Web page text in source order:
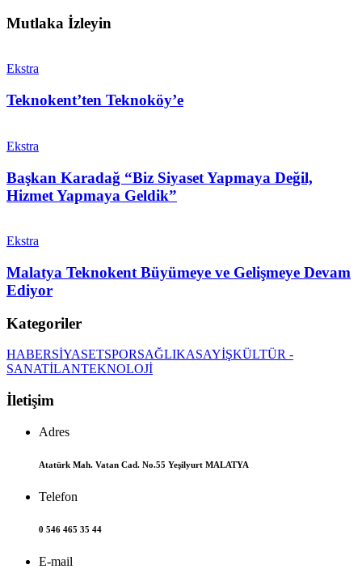
Mutlaka İzleyin
Ekstra
Teknokent’ten Teknoköy’e
Ekstra
Başkan Karadağ “Biz Siyaset Yapmaya Değil,
Hizmet Yapmaya Geldik”
Ekstra
Malatya Teknokent Büyümeye ve Gelişmeye Devam
Ediyor
Kategoriler
HABERSİYASETSPORSAĞLIKASAYİŞKÜLTÜR -
SANATİLANTEKNOLOJİ
İletişim
Adres
Atatürk Mah. Vatan Cad. No.55 Yeşilyurt MALATYA
Telefon
0 546 465 35 44
E-mail